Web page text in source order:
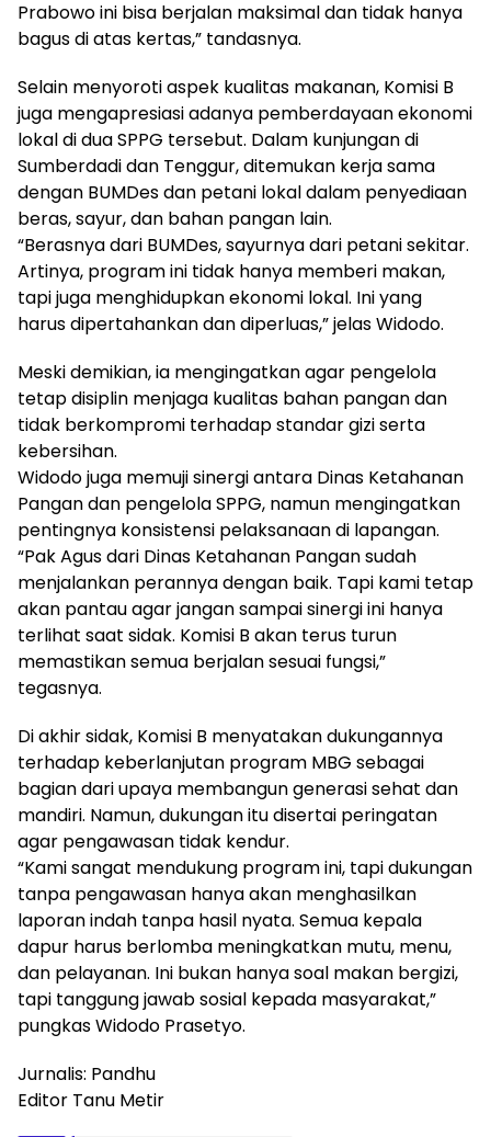
Prabowo ini bisa berjalan maksimal dan tidak hanya
bagus di atas kertas,” tandasnya.
Selain menyoroti aspek kualitas makanan, Komisi B
juga mengapresiasi adanya pemberdayaan ekonomi
lokal di dua SPPG tersebut. Dalam kunjungan di
Sumberdadi dan Tenggur, ditemukan kerja sama
dengan BUMDes dan petani lokal dalam penyediaan
beras, sayur, dan bahan pangan lain.
“Berasnya dari BUMDes, sayurnya dari petani sekitar.
Artinya, program ini tidak hanya memberi makan,
tapi juga menghidupkan ekonomi lokal. Ini yang
harus dipertahankan dan diperluas,” jelas Widodo.
Meski demikian, ia mengingatkan agar pengelola
tetap disiplin menjaga kualitas bahan pangan dan
tidak berkompromi terhadap standar gizi serta
kebersihan.
Widodo juga memuji sinergi antara Dinas Ketahanan
Pangan dan pengelola SPPG, namun mengingatkan
pentingnya konsistensi pelaksanaan di lapangan.
“Pak Agus dari Dinas Ketahanan Pangan sudah
menjalankan perannya dengan baik. Tapi kami tetap
akan pantau agar jangan sampai sinergi ini hanya
terlihat saat sidak. Komisi B akan terus turun
memastikan semua berjalan sesuai fungsi,”
tegasnya.
Di akhir sidak, Komisi B menyatakan dukungannya
terhadap keberlanjutan program MBG sebagai
bagian dari upaya membangun generasi sehat dan
mandiri. Namun, dukungan itu disertai peringatan
agar pengawasan tidak kendur.
“Kami sangat mendukung program ini, tapi dukungan
tanpa pengawasan hanya akan menghasilkan
laporan indah tanpa hasil nyata. Semua kepala
dapur harus berlomba meningkatkan mutu, menu,
dan pelayanan. Ini bukan hanya soal makan bergizi,
tapi tanggung jawab sosial kepada masyarakat,”
pungkas Widodo Prasetyo.
Jurnalis: Pandhu
Editor Tanu Metir